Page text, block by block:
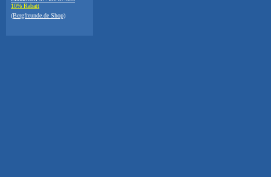
10% Rabatt
(Bergfreunde.de Shop)